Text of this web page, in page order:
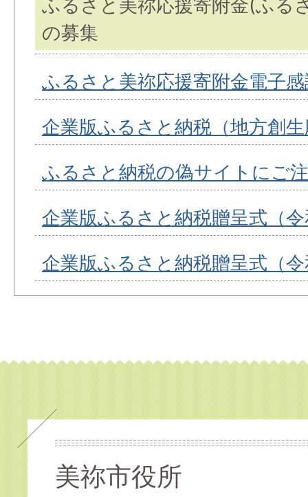
ふるさと美祢応援寄附金(ふる
の募集
ふるさと美祢応援寄附金電子
企業版ふるさと納税（地方創
ふるさと納税の偽サイトにご
企業版ふるさと納税贈呈式（
企業版ふるさと納税贈呈式（
美祢市役所